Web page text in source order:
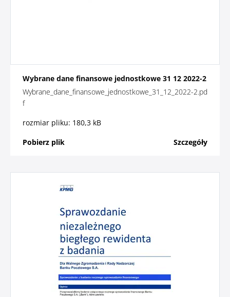
Wybrane dane finansowe jednostkowe 31 12 2022-2
Wybrane_dane_finansowe_jednostkowe_31_12_2022-2.pd
f
rozmiar pliku: 180,3 kB
Pobierz plik
Szczegóły